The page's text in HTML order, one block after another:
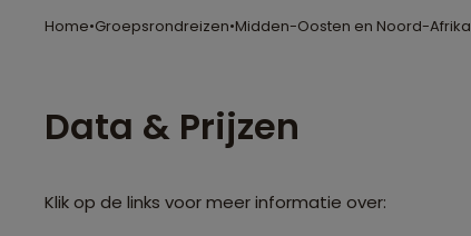
Home•Groepsrondreizen•Midden-Oosten en Noord-Afrika
Data & Prijzen
Klik op de links voor meer informatie over: